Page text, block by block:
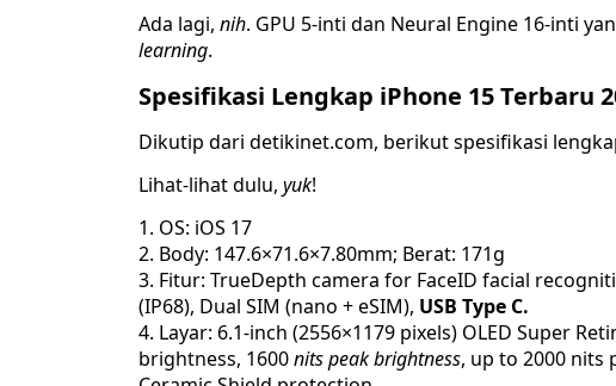
Ada lagi, nih. GPU 5-inti dan Neural Engine 16-inti
learning.
Spesifikasi Lengkap iPhone 15 Terbaru
Dikutip dari detikinet.com, berikut spesifikasi
Lihat-lihat dulu, yuk!
OS: iOS 17
Body: 147.6×71.6×7.80mm; Berat: 171g
Fitur: TrueDepth camera for FaceID facial
(IP68), Dual SIM (nano + eSIM), USB Type C.
Layar: 6.1-inch (2556×1179 pixels) OLED Super
brightness, 1600nits peak brightness, up to 2000 nits